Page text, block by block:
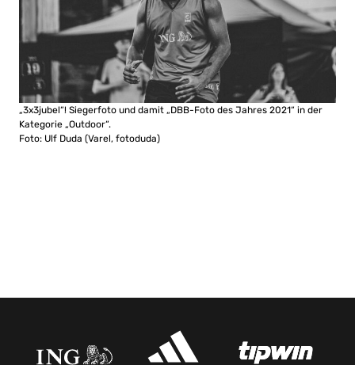
„3x3jubel“! Siegerfoto und damit „DBB-Foto des Jahres 2021“ in der
Kategorie „Outdoor“.
Foto: Ulf Duda (Varel, fotoduda)